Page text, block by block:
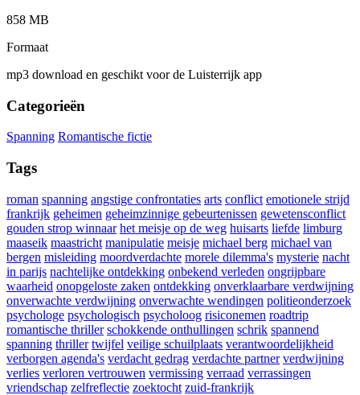
858 MB
Formaat
mp3 download en geschikt voor de Luisterrijk app
Categorieën
Spanning Romantische fictie
Tags
roman spanning angstige confrontaties arts conflict emotionele strijd
frankrijk geheimen geheimzinnige gebeurtenissen gewetensconflict
gouden strop winnaar het meisje op de weg huisarts liefde limburg
maaseik maastricht manipulatie meisje michael berg michael van
bergen misleiding moordverdachte morele dilemma's mysterie nacht
in parijs nachtelijke ontdekking onbekend verleden ongrijpbare
waarheid onopgeloste zaken ontdekking onverklaarbare verdwijning
onverwachte verdwijning onverwachte wendingen politieonderzoek
psychologe psychologisch psycholoog risiconemen roadtrip
romantische thriller schokkende onthullingen schrik spannend
spanning thriller twijfel veilige schuilplaats verantwoordelijkheid
verborgen agenda's verdacht gedrag verdachte partner verdwijning
verlies verloren vertrouwen vermissing verraad verrassingen
vriendschap zelfreflectie zoektocht zuid-frankrijk